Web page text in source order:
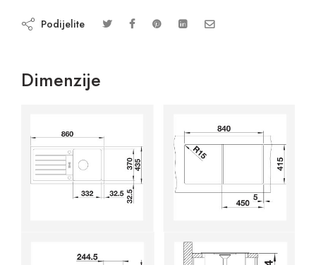
Podijelite
Dimenzije